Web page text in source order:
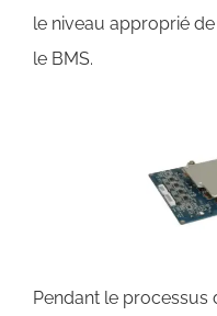
le niveau approprié
le BMS.
Pendant le processus